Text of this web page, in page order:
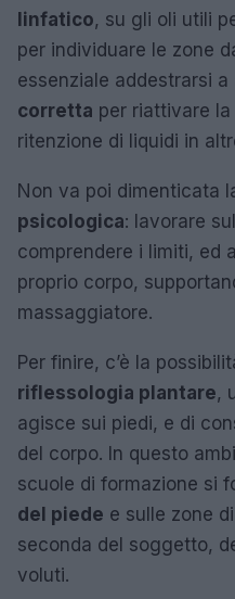
linfatico, su gli oli utili
per individuare le zone
essenziale addestrarsi a
corretta per riattivare
ritenzione di liquidi in
Non va poi dimenticata
psicologica: lavorare
comprendere i limiti, ed
proprio corpo,
massaggiatore.
Per finire, c’è la
riflessologia plantare,
agisce sui piedi, e di
del corpo. In questo
scuole di formazione si
del piede e sulle zone
seconda del soggetto,
voluti.